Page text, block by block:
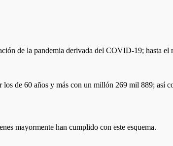
de la pandemia derivada del COVID-19; hasta el
de 60 años y más con un millón 269 mil 889; así
mayormente han cumplido con este esquema.